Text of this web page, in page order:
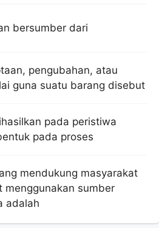
bersumber dari
pengubahan, atau
guna suatu barang disebut
pada peristiwa
pada proses
mendukung masyarakat
menggunakan sumber
adalah